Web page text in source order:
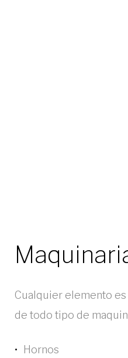
Cualquier elemento
de todo tipo de
Hornos